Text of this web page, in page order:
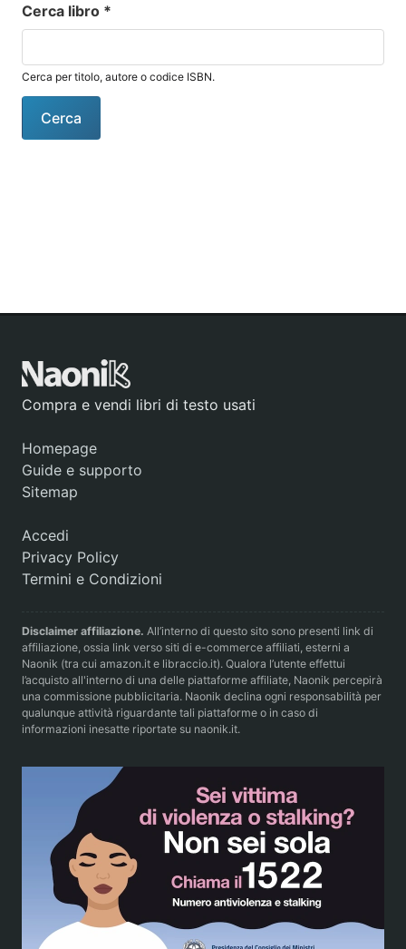
Cerca libro *
Cerca per titolo, autore o codice ISBN.
Compra e vendi libri di testo usati
Homepage
Guide e supporto
Sitemap
Accedi
Privacy Policy
Termini e Condizioni